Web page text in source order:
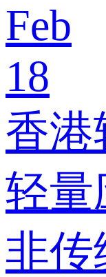
Feb
18
香港
轻量
非传